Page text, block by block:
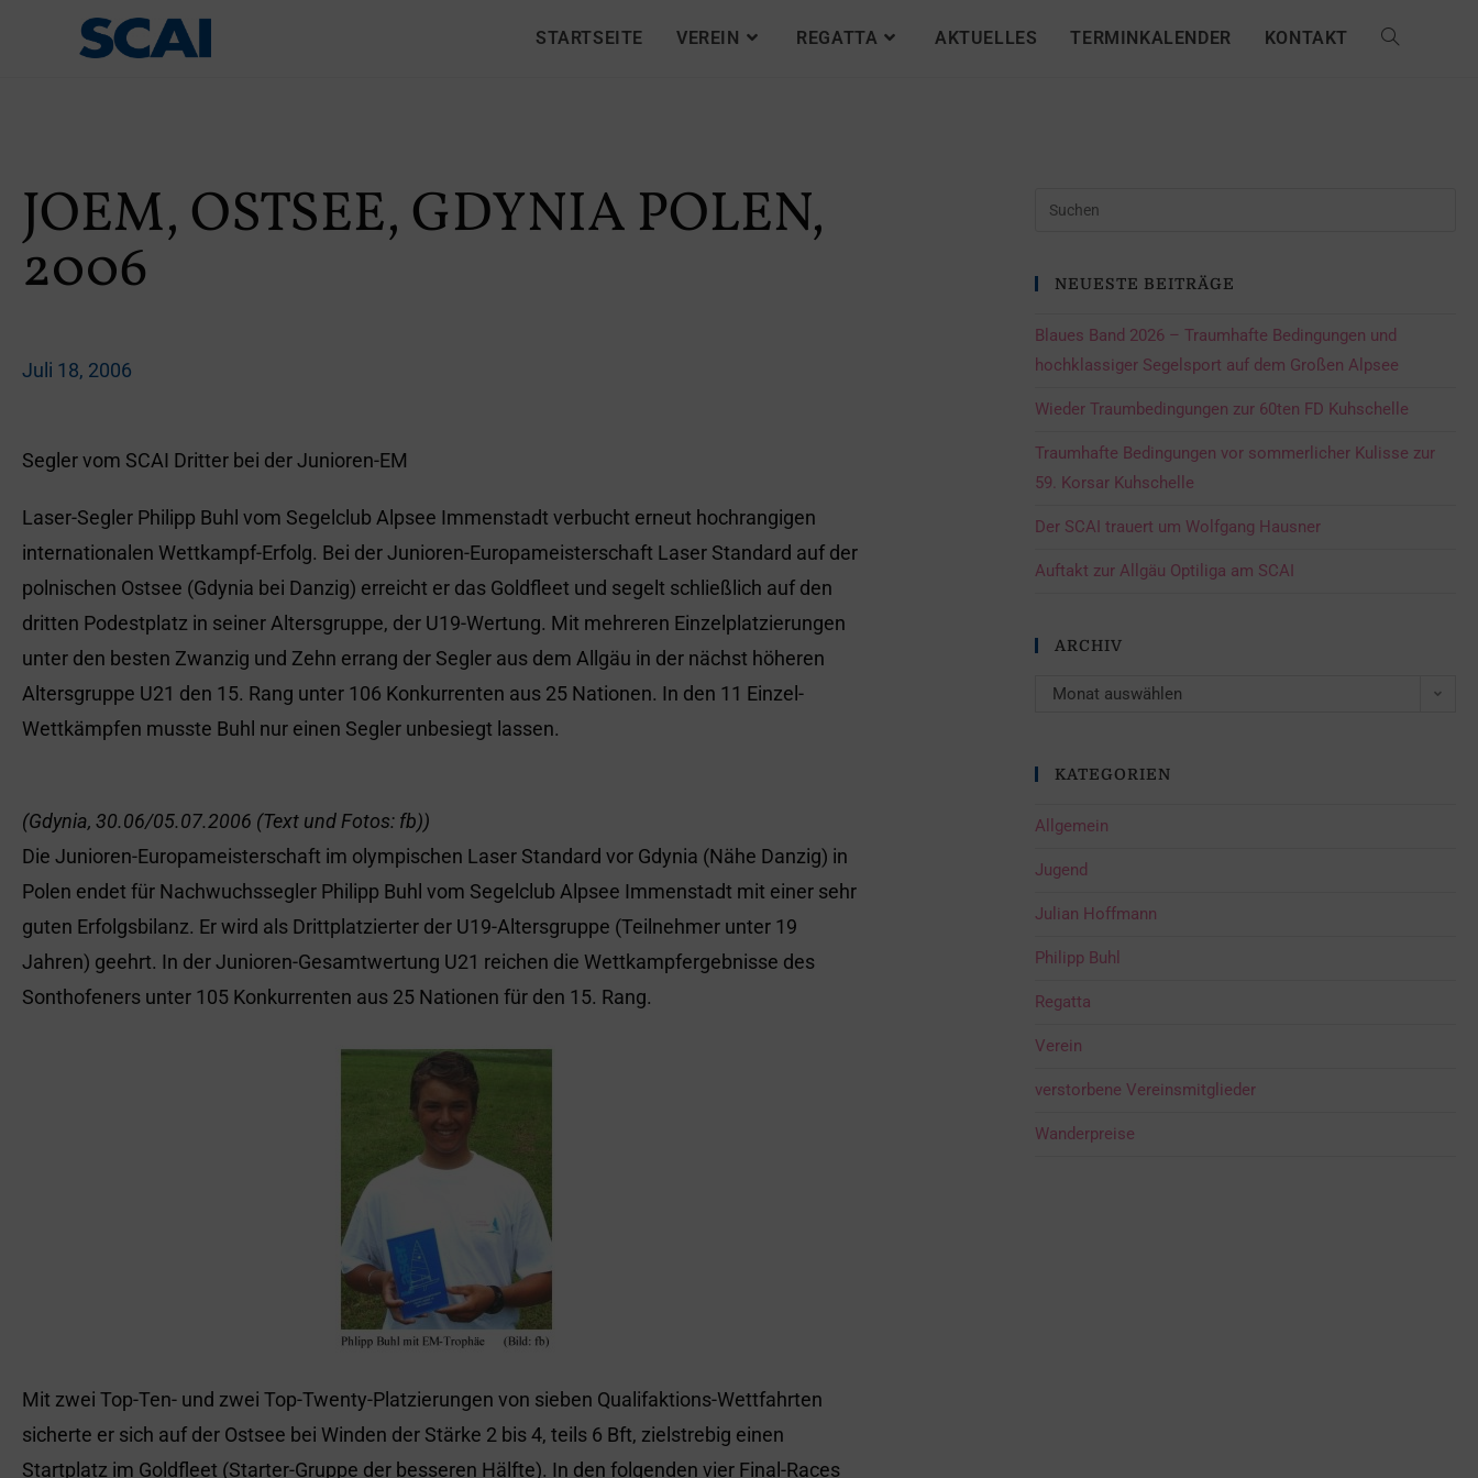
STARTSEITE VEREIN REGATTA AKTUELLES TERMINKALENDER KONTAKT
JOEM, OSTSEE, GDYNIA POLEN,
2006
Juli 18, 2006
Segler vom SCAI Dritter bei der Junioren-EM
Laser-Segler Philipp Buhl vom Segelclub Alpsee Immenstadt verbucht erneut hochrangigen
internationalen Wettkampf-Erfolg. Bei der Junioren-Europameisterschaft Laser Standard auf der
polnischen Ostsee (Gdynia bei Danzig) erreicht er das Goldfleet und segelt schließlich auf den
dritten Podestplatz in seiner Altersgruppe, der U19-Wertung. Mit mehreren Einzelplatzierungen
unter den besten Zwanzig und Zehn errang der Segler aus dem Allgäu in der nächst höheren
Altersgruppe U21 den 15. Rang unter 106 Konkurrenten aus 25 Nationen. In den 11 Einzel-
Wettkämpfen musste Buhl nur einen Segler unbesiegt lassen.
(Gdynia, 30.06/05.07.2006 (Text und Fotos: fb))
Die Junioren-Europameisterschaft im olympischen Laser Standard vor Gdynia (Nähe Danzig) in
Polen endet für Nachwuchssegler Philipp Buhl vom Segelclub Alpsee Immenstadt mit einer sehr
guten Erfolgsbilanz. Er wird als Drittplatzierter der U19-Altersgruppe (Teilnehmer unter 19
Jahren) geehrt. In der Junioren-Gesamtwertung U21 reichen die Wettkampfergebnisse des
Sonthofeners unter 105 Konkurrenten aus 25 Nationen für den 15. Rang.
Mit zwei Top-Ten- und zwei Top-Twenty-Platzierungen von sieben Qualifaktions-Wettfahrten
sicherte er sich auf der Ostsee bei Winden der Stärke 2 bis 4, teils 6 Bft, zielstrebig einen
Startplatz im Goldfleet (Starter-Gruppe der besseren Hälfte). In den folgenden vier Final-Races
NEUESTE BEITRÄGE
Blaues Band 2026 – Traumhafte Bedingungen und
hochklassiger Segelsport auf dem Großen Alpsee
Wieder Traumbedingungen zur 60ten FD Kuhschelle
Traumhafte Bedingungen vor sommerlicher Kulisse zur
59. Korsar Kuhschelle
Der SCAI trauert um Wolfgang Hausner
Auftakt zur Allgäu Optiliga am SCAI
ARCHIV
Monat auswählen
KATEGORIEN
Allgemein
Jugend
Julian Hoffmann
Philipp Buhl
Regatta
Verein
verstorbene Vereinsmitglieder
Wanderpreise